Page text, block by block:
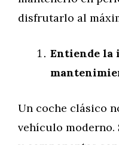
disfrutarlo al
Entiende la
Un coche clásico
vehículo moderno.